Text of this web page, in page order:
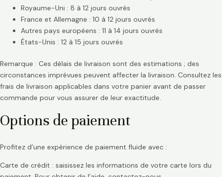
Royaume-Uni : 8 à 12 jours ouvrés
France et Allemagne : 10 à 12 jours ouvrés
Autres pays européens : 11 à 14 jours ouvrés
États-Unis : 12 à 15 jours ouvrés
Remarque : Ces délais de livraison sont des estimations ; des
circonstances imprévues peuvent affecter la livraison. Consultez les
frais de livraison applicables dans votre panier avant de passer
commande pour vous assurer de leur exactitude.
Options de paiement
Profitez d’une expérience de paiement fluide avec :
Carte de crédit : saisissez les informations de votre carte lors du